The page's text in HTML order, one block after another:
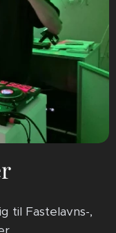
til Fastelavns-,